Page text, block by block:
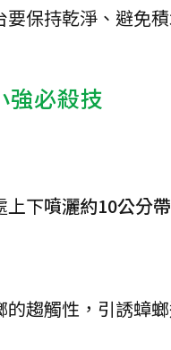
保持乾淨、避免
強必殺技
上下噴灑約10公分
的趨觸性，引誘蟑